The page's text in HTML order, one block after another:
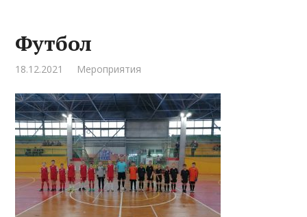
Футбол
18.12.2021 Мероприятия